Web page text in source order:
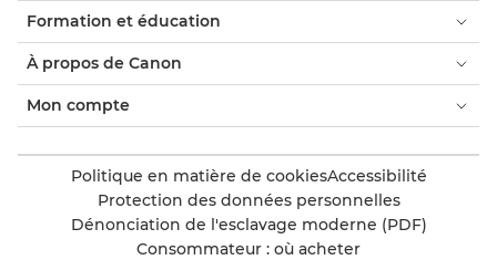
Formation et éducation
À propos de Canon
Mon compte
Politique en matière de cookiesAccessibilité
Protection des données personnelles
Dénonciation de l'esclavage moderne (PDF)
Consommateur : où acheter